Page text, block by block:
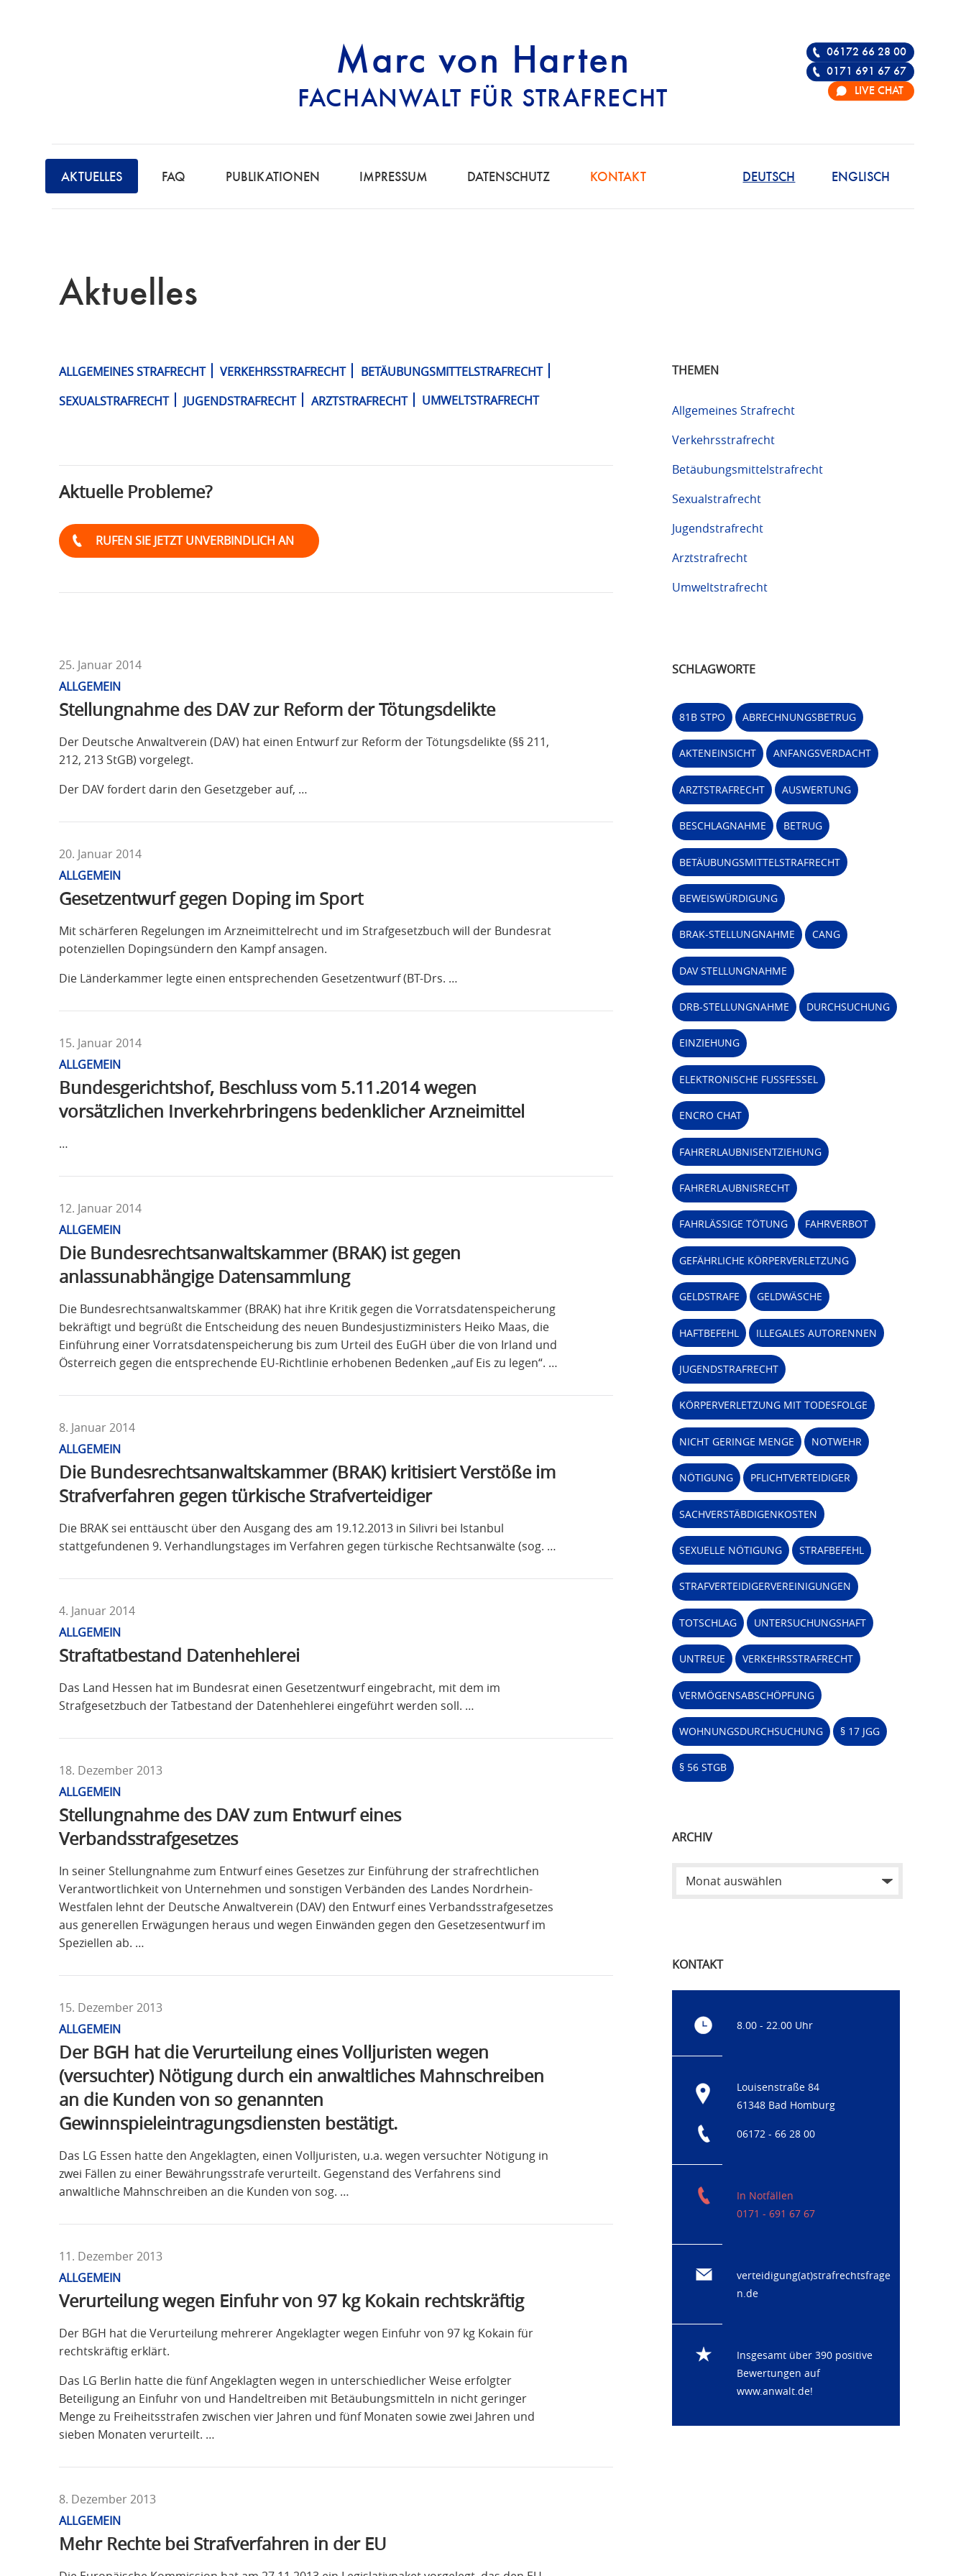
Marc von Harten
FACHANWALT FÜR STRAFRECHT
STRAFRECHT | RECHTSANWALT FÜR DIE
F
C
H
H
AKTUELLES FAQ PUBLIKATIONEN IMPRESSUM DATENSCHUTZ KONTAKT ENGLISCH
DEUTSCH
06172 66 28 00
0171 691 67 67
LIVE CHAT
Aktuelles
ALLGEMEINES STRAFRECHT VERKEHRSSTRAFRECHT
BETÄUBUNGSMITTELSTRAFRECHT
SEXUALSTRAFRECHT
JUGENDSTRAFRECHT ARZTSTRAFRECHT UMWELTSTRAFRECHT
Aktuelle Probleme?
RUFEN SIE JETZT UNVERBINDLICH AN
25. Januar 2014
ALLGEMEIN
Stellungnahme des DAV zur Reform der Tötungsdelikte
Der Deutsche Anwaltverein (DAV) hat einen Entwurf zur Reform der Tötungsdelikte (§§ 211,
212, 213 StGB) vorgelegt.
Der DAV fordert darin den Gesetzgeber auf, …
20. Januar 2014
ALLGEMEIN
Gesetzentwurf gegen Doping im Sport
Mit schärferen Regelungen im Arzneimittelrecht und im Strafgesetzbuch will der Bundesrat
potenziellen Dopingsündern den Kampf ansagen.
Die Länderkammer legte einen entsprechenden Gesetzentwurf (BT-Drs. …
15. Januar 2014
ALLGEMEIN
Bundesgerichtshof, Beschluss vom 5.11.2014 wegen
vorsätzlichen Inverkehrbringens bedenklicher Arzneimittel
…
12. Januar 2014
ALLGEMEIN
Die Bundesrechtsanwaltskammer (BRAK) ist gegen
anlassunabhängige Datensammlung
Die Bundesrechtsanwaltskammer (BRAK) hat ihre Kritik gegen die Vorratsdatenspeicherung
bekräftigt und begrüßt die Entscheidung des neuen Bundesjustizministers Heiko Maas, die
Einführung einer Vorratsdatenspeicherung bis zum Urteil des EuGH über die von Irland und
Österreich gegen die entsprechende EU-Richtlinie erhobenen Bedenken „auf Eis zu legen“. …
8. Januar 2014
ALLGEMEIN
Die Bundesrechtsanwaltskammer (BRAK) kritisiert Verstöße im
Strafverfahren gegen türkische Strafverteidiger
Die BRAK sei enttäuscht über den Ausgang des am 19.12.2013 in Silivri bei Istanbul
stattgefundenen 9. Verhandlungstages im Verfahren gegen türkische Rechtsanwälte (sog. …
4. Januar 2014
ALLGEMEIN
Straftatbestand Datenhehlerei
Das Land Hessen hat im Bundesrat einen Gesetzentwurf eingebracht, mit dem im
Strafgesetzbuch der Tatbestand der Datenhehlerei eingeführt werden soll. …
18. Dezember 2013
ALLGEMEIN
Stellungnahme des DAV zum Entwurf eines
Verbandsstrafgesetzes
In seiner Stellungnahme zum Entwurf eines Gesetzes zur Einführung der strafrechtlichen
Verantwortlichkeit von Unternehmen und sonstigen Verbänden des Landes Nordrhein-
Westfalen lehnt der Deutsche Anwaltverein (DAV) den Entwurf eines Verbandsstrafgesetzes
aus generellen Erwägungen heraus und wegen Einwänden gegen den Gesetzesentwurf im
Speziellen ab. …
15. Dezember 2013
ALLGEMEIN
Der BGH hat die Verurteilung eines Volljuristen wegen
(versuchter) Nötigung durch ein anwaltliches Mahnschreiben
an die Kunden von so genannten
Gewinnspieleintragungsdiensten bestätigt.
Das LG Essen hatte den Angeklagten, einen Volljuristen, u.a. wegen versuchter Nötigung in
zwei Fällen zu einer Bewährungsstrafe verurteilt. Gegenstand des Verfahrens sind
anwaltliche Mahnschreiben an die Kunden von sog. …
11. Dezember 2013
ALLGEMEIN
Verurteilung wegen Einfuhr von 97 kg Kokain rechtskräftig
Der BGH hat die Verurteilung mehrerer Angeklagter wegen Einfuhr von 97 kg Kokain für
rechtskräftig erklärt.
Das LG Berlin hatte die fünf Angeklagten wegen in unterschiedlicher Weise erfolgter
Beteiligung an Einfuhr von und Handeltreiben mit Betäubungsmitteln in nicht geringer
Menge zu Freiheitsstrafen zwischen vier Jahren und fünf Monaten sowie zwei Jahren und
sieben Monaten verurteilt. …
8. Dezember 2013
ALLGEMEIN
Mehr Rechte bei Strafverfahren in der EU
THEMEN
Allgemeines Strafrecht
Verkehrsstrafrecht
Betäubungsmittelstrafrecht
Sexualstrafrecht
Jugendstrafrecht
Arztstrafrecht
Umweltstrafrecht
SCHLAGWORTE
81B STPO ABRECHNUNGSBETRUG
AKTENEINSICHT ANFANGSVERDACHT
ARZTSTRAFRECHT AUSWERTUNG
BESCHLAGNAHME BETRUG
BETÄUBUNGSMITTELSTRAFRECHT
BEWEISWÜRDIGUNG
BRAK-STELLUNGNAHME CANG
DAV STELLUNGNAHME
DRB-STELLUNGNAHME DURCHSUCHUNG
EINZIEHUNG
ELEKTRONISCHE FUSSFESSEL
ENCRO CHAT
FAHRERLAUBNISENTZIEHUNG
FAHRERLAUBNISRECHT
FAHRLÄSSIGE TÖTUNG FAHRVERBOT
GEFÄHRLICHE KÖRPERVERLETZUNG
GELDSTRAFE GELDWÄSCHE
HAFTBEFEHL ILLEGALES AUTORENNEN
JUGENDSTRAFRECHT
KÖRPERVERLETZUNG MIT TODESFOLGE
NICHT GERINGE MENGE NOTWEHR
NÖTIGUNG PFLICHTVERTEIDIGER
SACHVERSTÄBDIGENKOSTEN
SEXUELLE NÖTIGUNG STRAFBEFEHL
STRAFVERTEIDIGERVEREINIGUNGEN
TOTSCHLAG UNTERSUCHUNGSHAFT
UNTREUE VERKEHRSSTRAFRECHT
VERMÖGENSABSCHÖPFUNG
WOHNUNGSDURCHSUCHUNG § 17 JGG
§ 56 STGB
ARCHIV
KONTAKT
8.00 - 22.00 Uhr
Louisenstraße 84
61348 Bad Homburg
06172 - 66 28 00
In Notfällen
0171 - 691 67 67
verteidigung(at)strafrechtsfrage
n.de
Insgesamt über 390 positive
Bewertungen auf
www.anwalt.de!